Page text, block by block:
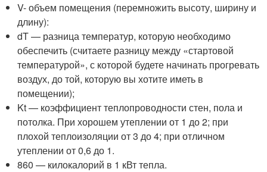
V- объем помещения (перемножить высоту, ширину и
длину):
dT — разница температур, которую необходимо
обеспечить (считаете разницу между «стартовой
температурой», с которой будете начинать прогревать
воздух, до той, которую вы хотите иметь в
помещении);
Kt — коэффициент теплопроводности стен, пола и
потолка. При хорошем утеплении от 1 до 2; при
плохой теплоизоляции от 3 до 4; при отличном
утеплении от 0,6 до 1.
860 — килокалорий в 1 кВт тепла.